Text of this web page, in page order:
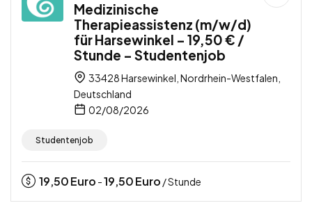
Medizinische
Therapieassistenz (m/w/d)
für Harsewinkel – 19,50 € /
Stunde – Studentenjob
33428 Harsewinkel, Nordrhein-Westfalen,
Deutschland
02/08/2026
Studentenjob
19,50Euro -19,50Euro / Stunde